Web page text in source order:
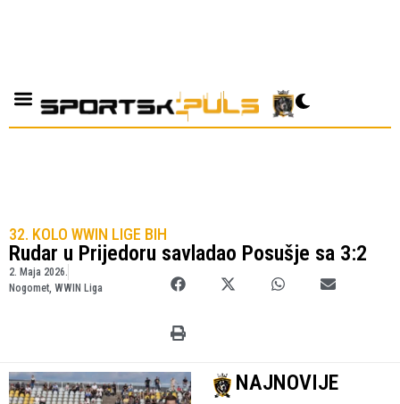
32. KOLO WWIN LIGE BIH
Rudar u Prijedoru savladao Posušje sa 3:2
2. Maja 2026.
Nogomet WWIN Liga
NAJNOVIJE